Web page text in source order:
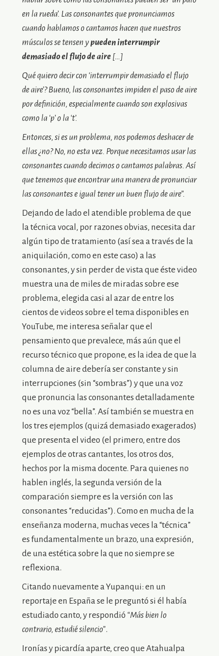
en la rueda’. Las consonantes que pronunciamos
cuando hablamos o cantamos hacen que nuestros
músculos se tensen ypueden interrumpir
demasiado el flujo de aire[…]
Qué quiero decir con ‘interrumpir demasiado el flujo
de aire’? Bueno, las consonantes impiden el paso de aire
por definición, especialmente cuando son explosivas
como la ‘p’ o la ‘t’.
Entonces, si es un problema, nos podemos deshacer de
ellas ¿no? No, no esta vez. Porque necesitamos usar las
consonantes cuando decimos o cantamos palabras. Así
que tenemos que encontrar una manera de pronunciar
las consonantes e igual tener un buen flujo de aire”.
Dejando de lado el atendible problema de que
la técnica vocal, por razones obvias, necesita dar
algún tipo de tratamiento (así sea a través de la
aniquilación, como en este caso) a las
consonantes, y sin perder de vista que éste video
muestra una de miles de miradas sobre ese
problema, elegida casi al azar de entre los
cientos de videos sobre el tema disponibles en
YouTube, me interesa señalar que el
pensamiento que prevalece, más aún que el
recurso técnico que propone, es la idea de que la
columna de aire debería ser constante y sin
interrupciones (sin “sombras”) y que una voz
que pronuncia las consonantes detalladamente
no es una voz “bella”. Así también se muestra en
los tres ejemplos (quizá demasiado exagerados)
que presenta el video (el primero, entre dos
ejemplos de otras cantantes, los otros dos,
hechos por la misma docente. Para quienes no
hablen inglés, la segunda versión de la
comparación siempre es la versión con las
consonantes “reducidas”). Como en mucha de la
enseñanza moderna, muchas veces la “técnica”
es fundamentalmente un brazo, una expresión,
de una estética sobre la que no siempre se
reflexiona.
Citando nuevamente a Yupanqui: en un
reportaje en España se le preguntó si él había
estudiado canto, y respondió “Más bien lo
contrario, estudié silencio”.
Ironías y picardía aparte, creo que Atahualpa